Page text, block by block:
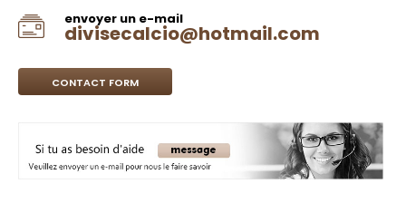
envoyer un e-mail
divisecalcio@hotmail.com
CONTACT FORM